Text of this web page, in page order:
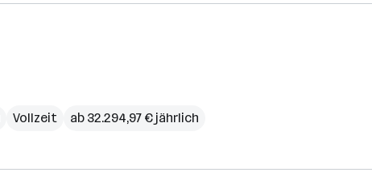
Vollzeit ab 32.294,97 € jährlich